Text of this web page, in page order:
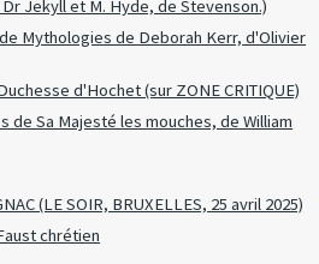
Jekyll et M. Hyde, de Stevenson.)
Mythologies de Deborah Kerr, d'Olivier
d'Hochet (sur ZONE CRITIQUE)
de Sa Majesté les mouches, de William
(LE SOIR, BRUXELLES, 25 avril 2025)
chrétien